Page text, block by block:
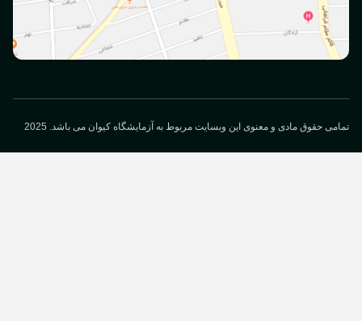
حقوق مادی و معنوی این وبسایت مربوط به آزمایشگاه کیوان می باشد. 2025